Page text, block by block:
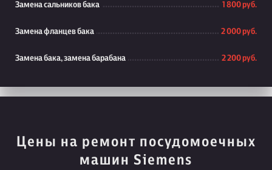
Замена сальников бака 1 800 руб.
Замена фланцев бака 2 000 руб.
Замена бака, замена барабана 2 200 руб.
Цены на ремонт посудомоечных
машин Siemens